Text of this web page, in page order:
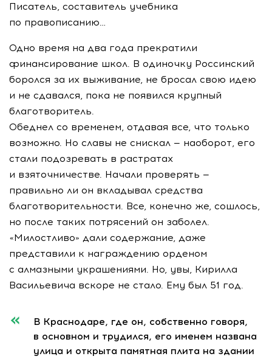
Писатель, составитель учебника
по правописанию…
Одно время на два года прекратили
финансирование школ. В одиночку Россинский
боролся за их выживание, не бросал свою идею
и не сдавался, пока не появился крупный
благотворитель.
Обеднел со временем, отдавая все, что только
возможно. Но славы не снискал — наоборот, его
стали подозревать в растратах
и взяточничестве. Начали проверять —
правильно ли он вкладывал средства
благотворительности. Все, конечно же, сошлось,
но после таких потрясений он заболел.
«Милостливо» дали содержание, даже
представили к награждению орденом
с алмазными украшениями. Но, увы, Кирилла
Васильевича вскоре не стало. Ему был 51 год.
В Краснодаре, где он, собственно говоря,
в основном и трудился, его именем названа
улица и открыта памятная плита на здании